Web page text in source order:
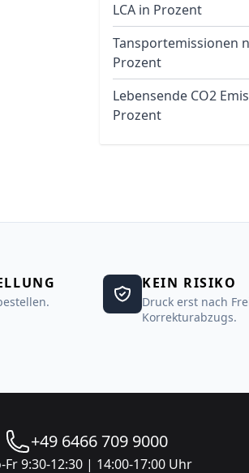
LCA in Prozent
Tansportemissionen
Prozent
Lebensende CO2
Prozent
KEIN RISIKO
Druck erst nach
Korrekturabzugs.
+49 6466 709 9000
Fr 9:30-12:30 | 14:00-17:00 Uhr